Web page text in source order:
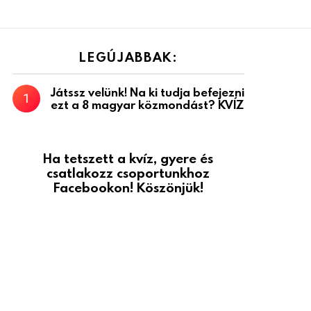
LEGÚJABBAK:
Játssz velünk! Na ki tudja befejezni
ezt a 8 magyar közmondást? KVÍZ
Ha tetszett a kvíz, gyere és
csatlakozz csoportunkhoz
Facebookon! Köszönjük!